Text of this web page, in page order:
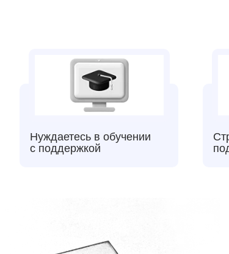
Нуждаетесь в обучении
с поддержкой